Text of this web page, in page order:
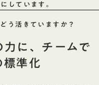
しています。
う活きていますか？
に、チームで
標準化